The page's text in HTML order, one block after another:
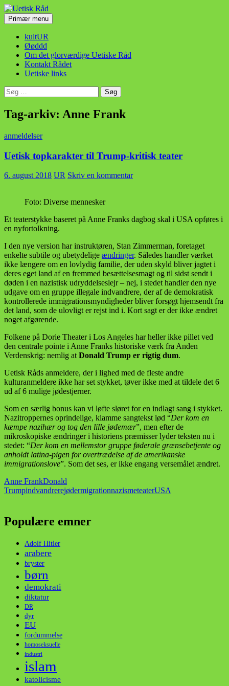
Hop
til
indhold
Uetisk Råd
SøgPrimær menu
kultUR
Øøddd
Om det glorværdige Uetiske Råd
Kontakt Rådet
Uetiske links
Søg
efter:
Tag-arkiv: Anne Frank
anmeldelser
Uetisk topkarakter til Trump-kritisk teater
6. august 2018 UR Skriv en kommentar
Foto: Diverse mennesker
Et teaterstykke baseret på Anne Franks dagbog skal i USA opføres i
en nyfortolkning.
I den nye version har instruktøren, Stan Zimmerman, foretaget
enkelte subtile og ubetydelige ændringer. Således handler værket
ikke længere om en lovlydig familie, der uden skyld bliver jagtet i
deres eget land af en fremmed besættelsesmagt og til sidst sendt i
døden i en nazistisk udryddelseslejr – nej, i stedet handler den nye
udgave om en gruppe illegale indvandrere, der af de demokratisk
kontrollerede immigrationsmyndigheder bliver forsøgt hjemsendt fra
det land, som de ulovligt er rejst ind i. Kort sagt er der ikke ændret
noget afgørende.
Folkene på Dorie Theater i Los Angeles har heller ikke pillet ved
den centrale pointe i Anne Franks historiske værk fra Anden
Verdenskrig: nemlig at Donald Trump er rigtig dum.
Uetisk Råds anmeldere, der i lighed med de fleste andre
kulturanmeldere ikke har set stykket, tøver ikke med at tildele det 6
ud af 6 mulige jødestjerner.
Som en særlig bonus kan vi løfte sløret for en indlagt sang i stykket.
Nazitroppernes oprindelige, klamme sangtekst lød “Der kom en
kæmpe nazihær og tog den lille jødemær”, men efter de
mikroskopiske ændringer i historiens præmisser lyder teksten nu i
stedet: “Der kom en mellemstor gruppe føderale grænsebetjente og
anholdt latina-pigen for overtrædelse af de amerikanske
immigrationslove”. Som det ses, er ikke engang versemålet ændret.
Anne FrankDonald
TrumpindvandrerejødermigrationnazismeteaterUSA
Populære emner
Adolf Hitler
arabere
bryster
børn
demokrati
diktatur
DR
dyr
EU
fordummelse
homoseksuelle
industri
islam
katolicisme